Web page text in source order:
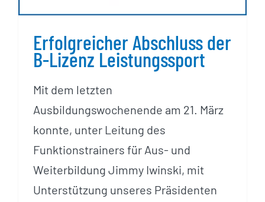
Erfolgreicher Abschluss der
B-Lizenz Leistungssport
Mit dem letzten
Ausbildungswochenende am 21. März
konnte, unter Leitung des
Funktionstrainers für Aus- und
Weiterbildung Jimmy Iwinski, mit
Unterstützung unseres Präsidenten